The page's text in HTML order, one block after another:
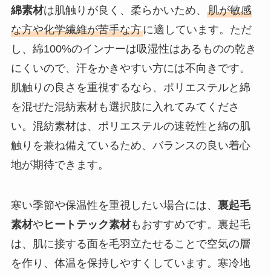
綿素材は肌触りが良く、柔らかいため、 肌が敏感
な方や化学繊維が苦手な方に適しています。ただ
し、綿100%のインナーは吸湿性はあるものの乾き
にくいので、汗をかきやすい方には不向きです。
肌触りの良さを重視するなら、ポリエステルと綿
を混ぜた混紡素材も選択肢に入れてみてくださ
い。混紡素材は、ポリエステルの速乾性と綿の肌
触りを兼ね備えているため、バランスの良い着心
地が期待できます。
寒い季節や保温性を重視したい場合には、 裏起毛
素材や ヒートテック素材もおすすめです。裏起毛
は、肌に接する面を毛羽立たせることで空気の層
を作り、体温を保持しやすくしています。寒冷地